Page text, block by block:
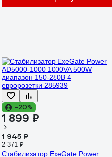
-20%
1 899 ₽
1 945 ₽
2 371 ₽
Стабилизатор ExeGate Power